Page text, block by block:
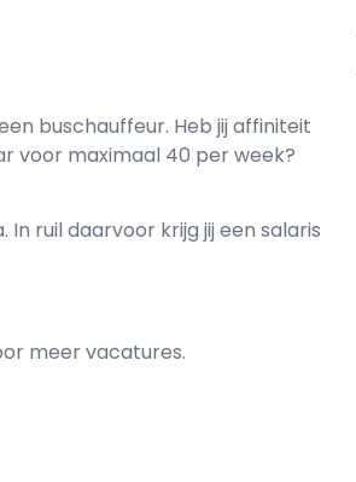
buschauffeur. Heb jij affiniteit
voor maximaal 40 per week?
In ruil daarvoor krijg jij een salaris
meer vacatures.